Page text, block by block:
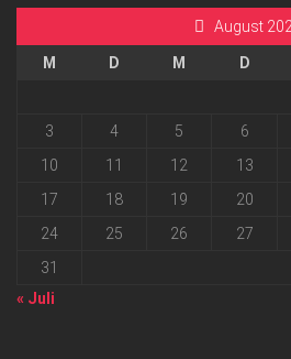
August
M D M D
3
4 5 6
10
11 12 13
17
18 19 20
24
25 26 27
31
« Juli